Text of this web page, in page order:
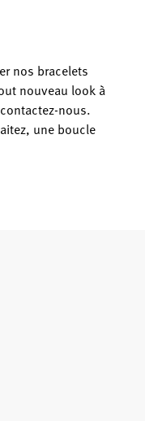
nos bracelets
nouveau look à
nous.
une boucle